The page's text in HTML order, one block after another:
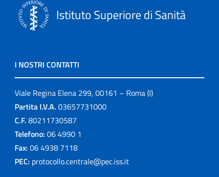
Istituto Superiore di Sanità
I NOSTRI CONTATTI
Viale Regina Elena 299, 00161 – Roma (I)
Partita I.V.A. 03657731000
C.F. 80211730587
Telefono: 06 4990 1
Fax: 06 4938 7118
PEC: protocollo.centrale@pec.iss.it